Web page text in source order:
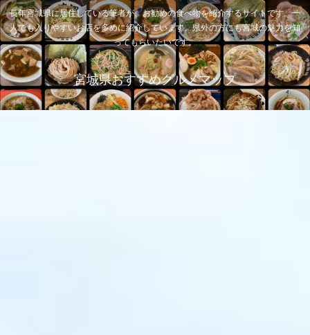
長年宮城県に居住している筆者が、お勧めの食べ物を紹介するサイトです。一
人でも入りやすいお店を多めに紹介しています。県外の方にも宮城の魅力を知
ってもらいたいです。
宮城県おすすめグルメマップ